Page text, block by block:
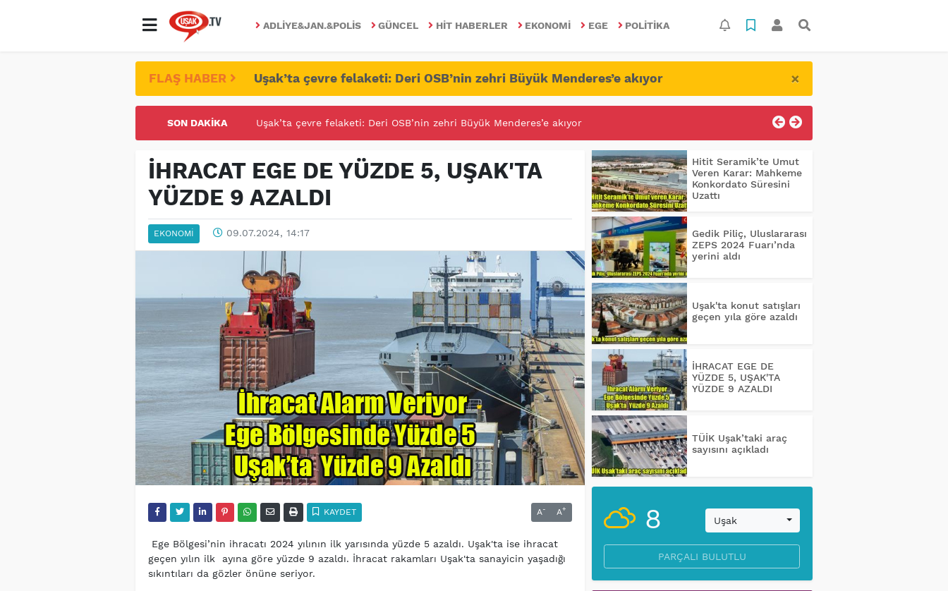
ADLIYE&JAN.&POLIS GÜNCEL HIT HABERLER EKONOMI EGE POLITIKA
FLAŞ HABER Uşak’ta çevre felaketi: Deri OSB’nin zehri Büyük Menderes’e akıyor ×
SON DAKIKA
Uşak’ta çevre felaketi: Deri OSB’nin zehri Büyük Menderes’e akıyor
UŞAK ÜNİVERİTESİNDE FETÖ/PDY İLE YALANDAN MÜCADELE!
İHRACAT EGE DE YÜZDE 5, UŞAK'TA
YÜZDE 9 AZALDI
EKONOMI 09.07.2024, 14:17
KAYDET A- A+
Ege Bölgesi’nin ihracatı 2024 yılının ilk yarısında yüzde 5 azaldı. Uşak'ta ise ihracat
geçen yılın ilk ayına göre yüzde 9 azaldı. İhracat rakamları Uşak'ta sanayicin yaşadığı
sıkıntıları da gözler önüne seriyor.
Hitit Seramik’te Umut
Veren Karar: Mahkeme
Konkordato Süresini
Uzattı
Gedik Piliç, Uluslararası
ZEPS 2024 Fuarı’nda
yerini aldı
Uşak'ta konut satışları
geçen yıla göre azaldı
İHRACAT EGE DE
YÜZDE 5, UŞAK'TA
YÜZDE 9 AZALDI
TÜİK Uşak’taki araç
sayısını açıkladı
8 Uşak
PARÇALI BULUTLU